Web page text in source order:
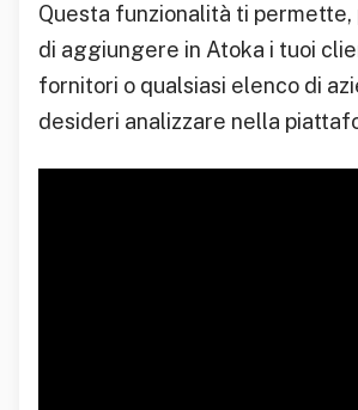
Questa funzionalità ti permette,
di aggiungere in Atoka i tuoi
fornitori o qualsiasi elenco di
desideri analizzare nella